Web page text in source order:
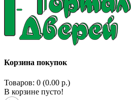
Корзина покупок
Товаров: 0 (0.00 р.)
В корзине пусто!